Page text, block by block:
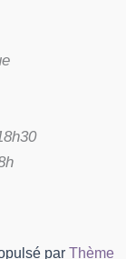
par Thème